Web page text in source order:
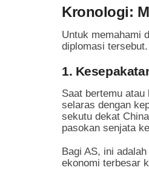
Kronologi:
Untuk memahami
diplomasi tersebut.
1.
Saat bertemu
selaras dengan
sekutu dekat
pasokan senjata
Bagi AS, ini
ekonomi terbesar